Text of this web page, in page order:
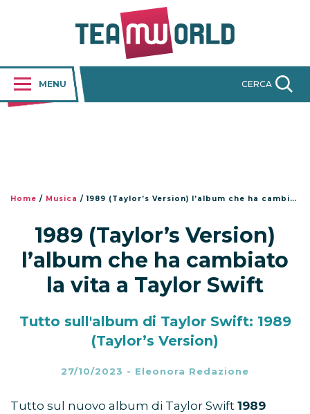
MENU CERCA
Home / Musica /1989 (Taylor’s Version) l’album che ha cambiato la vita a Taylor Swift
1989 (Taylor’s Version)
l’album che ha cambiato
la vita a Taylor Swift
Tutto sull'album di Taylor Swift: 1989
(Taylor’s Version)
27/10/2023 - Eleonora Redazione
Tutto sul nuovo album di Taylor Swift 1989